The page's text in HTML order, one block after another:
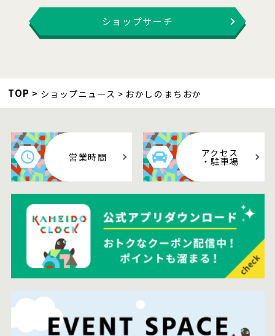
ショップサーチ
TOP ショップニュース おかしのまちおか
営業時間 アクセス
・駐車場